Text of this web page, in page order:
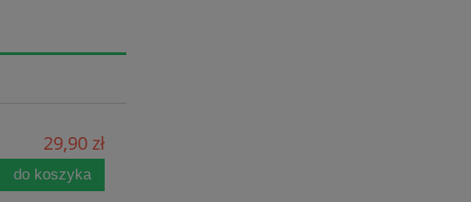
29,90 zł
do koszyka